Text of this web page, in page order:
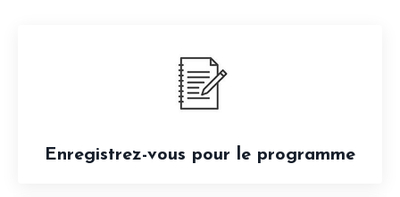
Enregistrez-vous pour le programme